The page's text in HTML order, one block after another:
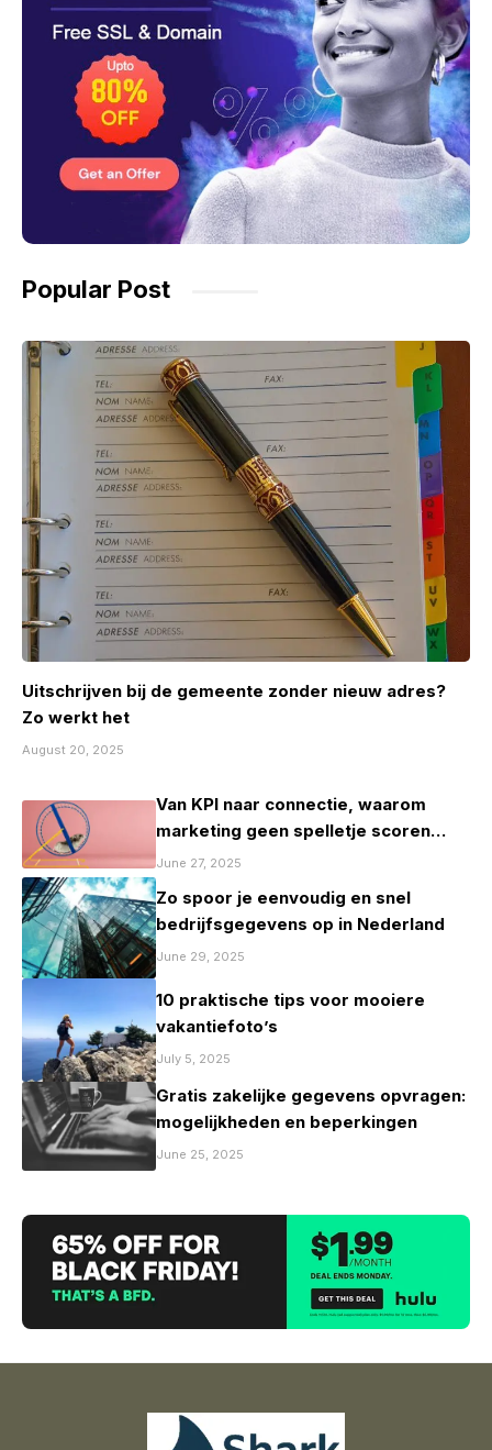
Popular Post
Uitschrijven bij de gemeente zonder nieuw adres?
Zo werkt het
August 20, 2025
Van KPI naar connectie, waarom
marketing geen spelletje scoren
mag zijn
June 27, 2025
Zo spoor je eenvoudig en snel
bedrijfsgegevens op in Nederland
June 29, 2025
10 praktische tips voor mooiere
vakantiefoto’s
July 5, 2025
Gratis zakelijke gegevens opvragen:
mogelijkheden en beperkingen
June 25, 2025